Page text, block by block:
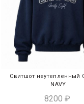
В КОРЗИНУ
Свитшот неутепленный
NAVY
8200 ₽